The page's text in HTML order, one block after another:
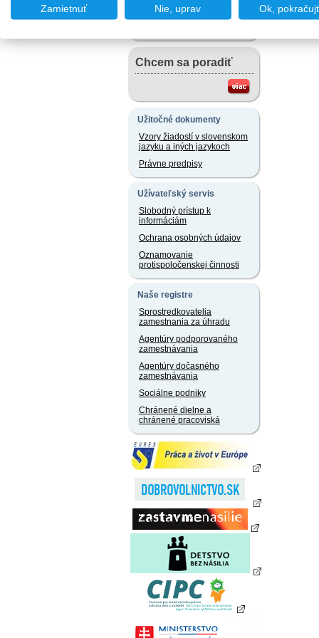
Chcem sa poradiť
Užitočné dokumenty
Vzory žiadostí v slovenskom
jazyku a iných jazykoch
Právne predpisy
Užívateľský servis
Slobodný prístup k
informáciám
Ochrana osobných údajov
Oznamovanie
protispoločenskej činnosti
Naše registre
Sprostredkovatelia
zamestnania za úhradu
Agentúry podporovaného
zamestnávania
Agentúry dočasného
zamestnávania
Sociálne podniky
Chránené dielne a
chránené pracoviská
Zamietnuť Nie, uprav Ok,